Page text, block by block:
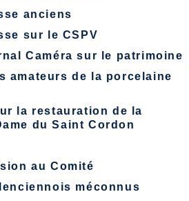
anciens
sur le CSPV
Caméra sur le patrimoine
amateurs de la porcelaine
la restauration de la
du Saint Cordon
au Comité
méconnus